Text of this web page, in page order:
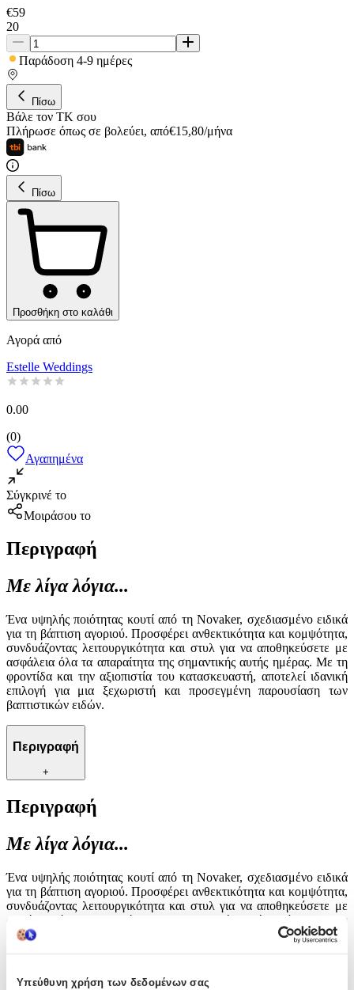
Υπεύθυνη χρήση των δεδομένων σας
€59
20
Παράδοση 4-9 ημέρες
Πίσω
Βάλε τον ΤΚ σου
Πλήρωσε όπως σε βολεύει, από€15,80/μήνα
Πίσω
Προσθήκη στο καλάθι
Αγορά από
Estelle Weddings
0.00
(0)
Αγαπημένα
Σύγκρινέ το
Μοιράσου το
Περιγραφή
Με λίγα λόγια...
Ένα υψηλής ποιότητας κουτί από τη Novaker, σχεδιασμένο ειδικά
για τη βάπτιση αγοριού. Προσφέρει ανθεκτικότητα και κομψότητα,
συνδυάζοντας λειτουργικότητα και στυλ για να αποθηκεύσετε με
ασφάλεια όλα τα απαραίτητα της σημαντικής αυτής ημέρας. Με τη
φροντίδα και την αξιοπιστία του κατασκευαστή, αποτελεί ιδανική
επιλογή για μια ξεχωριστή και προσεγμένη παρουσίαση των
βαπτιστικών ειδών.
Περιγραφή
+
Περιγραφή
Με λίγα λόγια...
Ένα υψηλής ποιότητας κουτί από τη Novaker, σχεδιασμένο ειδικά
για τη βάπτιση αγοριού. Προσφέρει ανθεκτικότητα και κομψότητα,
συνδυάζοντας λειτουργικότητα και στυλ για να αποθηκεύσετε με
ασφάλεια όλα τα απαραίτητα της σημαντικής αυτής ημέρας. Με τη
φροντίδα και την αξιοπιστία του κατασκευαστή, αποτελεί ιδανική